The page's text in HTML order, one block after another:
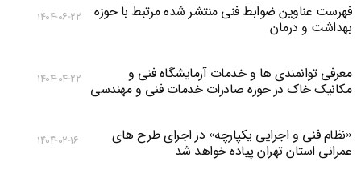
فهرست عناوین ضوابط فنی منتشر شده مرتبط با حوزه
بهداشت و درمان
۱۴۰۴-۰۶-۲۲
معرفی توانمندی ها و خدمات آزمایشگاه فنی و
مکانیک خاک در حوزه صادرات خدمات فنی و مهندسی
۱۴۰۴-۰۴-۲۲
«نظام فنی و اجرایی یکپارچه» در اجرای طرح های
عمرانی استان تهران پیاده خواهد شد
۱۴۰۴-۰۲-۱۶